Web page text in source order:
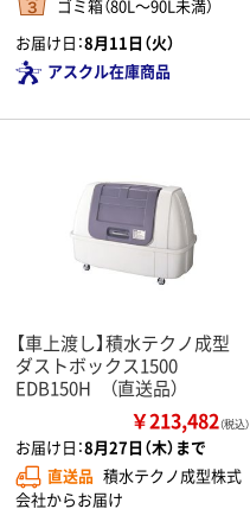
ゴミ箱（80L～90L未満）
お届け日：8月11日（火）
アスクル在庫商品
【車上渡し】積水テクノ成型
ダストボックス1500
EDB150H （直送品）
￥213,482（税込）
お届け日：8月27日（木）まで
直送品 積水テクノ成型株式
会社からお届け